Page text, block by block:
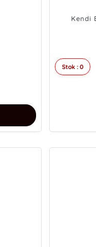
Kendi
Stok : 0